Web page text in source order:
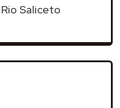
Saliceto